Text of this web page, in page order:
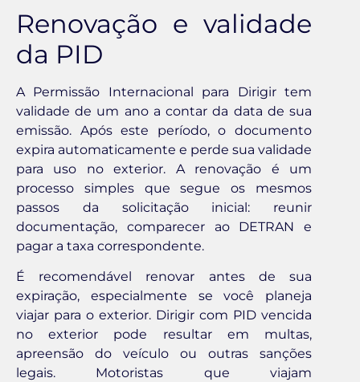
Renovação e validade
da PID
A Permissão Internacional para Dirigir tem
validade de um ano a contar da data de sua
emissão. Após este período, o documento
expira automaticamente e perde sua validade
para uso no exterior. A renovação é um
processo simples que segue os mesmos
passos da solicitação inicial: reunir
documentação, comparecer ao DETRAN e
pagar a taxa correspondente.
É recomendável renovar antes de sua
expiração, especialmente se você planeja
viajar para o exterior. Dirigir com PID vencida
no exterior pode resultar em multas,
apreensão do veículo ou outras sanções
legais. Motoristas que viajam